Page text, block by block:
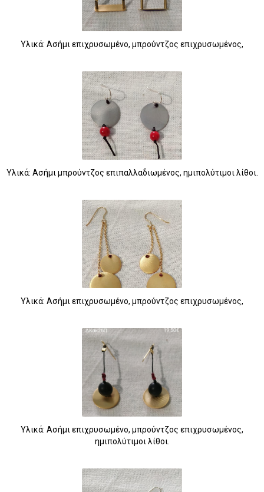
Υλικά: Ασήμι επιχρυσωμένο, μπρούντζος επιχρυσωμένος,
Υλικά: Ασήμι μπρούντζος επιπαλλαδιωμένος, ημιπολύτιμοι λίθοι.
Υλικά: Ασήμι επιχρυσωμένο, μπρούντζος επιχρυσωμένος,
Υλικά: Ασήμι επιχρυσωμένο, μπρούντζος επιχρυσωμένος,
ημιπολύτιμοι λίθοι.